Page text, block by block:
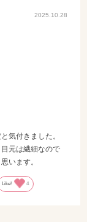
2025.10.28
気付きました。
元は繊細なので
います。
Like! 4